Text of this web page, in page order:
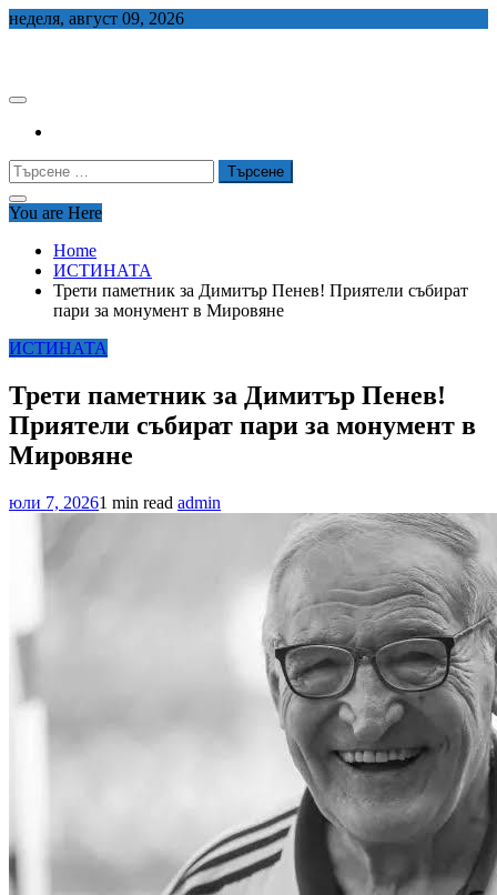
Skip
неделя, август 09, 2026
Търсене
за:
You are Here
Home
ИСТИНАТА
Трети паметник за Димитър Пенев! Приятели събират
пари за монумент в Мировяне
ИСТИНАТА
Трети паметник за Димитър Пенев!
Приятели събират пари за монумент в
Мировяне
юли 7, 20261 min read admin